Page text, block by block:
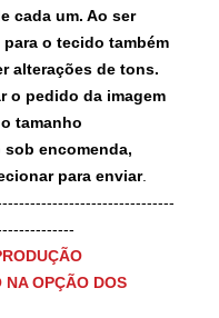
cada um. Ao ser
o tecido também
alterações de tons.
o pedido da imagem
tamanho
encomenda,
para enviar.
NA OPÇÃO DOS